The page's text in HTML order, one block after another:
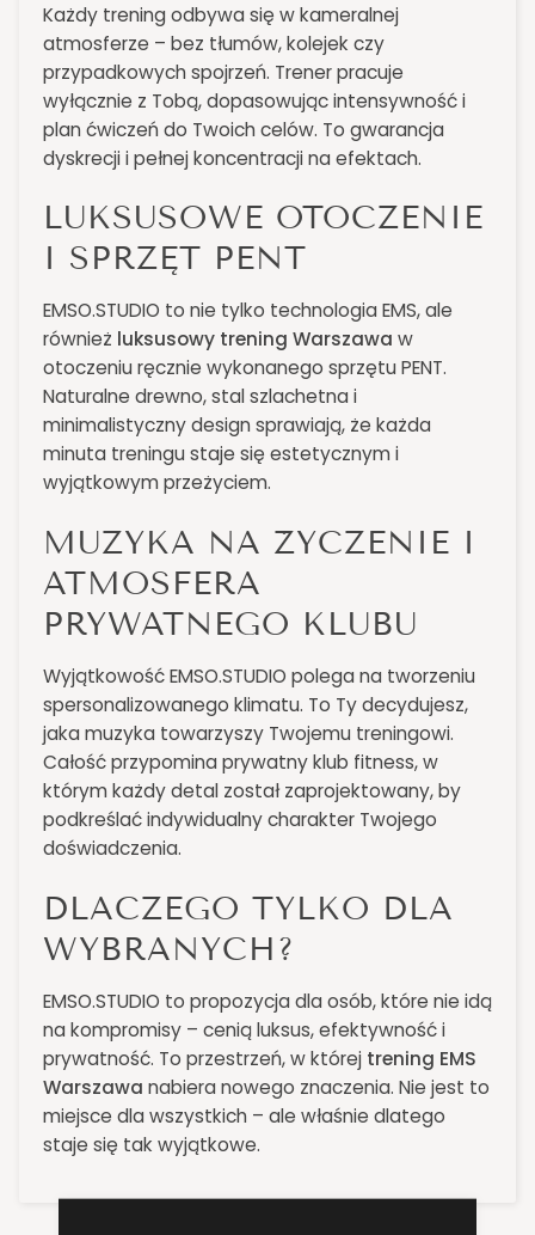
Każdy trening odbywa się w kameralnej
atmosferze – bez tłumów, kolejek czy
przypadkowych spojrzeń. Trener pracuje
wyłącznie z Tobą, dopasowując intensywność i
plan ćwiczeń do Twoich celów. To gwarancja
dyskrecji i pełnej koncentracji na efektach.
LUKSUSOWE OTOCZENIE
I SPRZĘT PENT
EMSO.STUDIO to nie tylko technologia EMS, ale
również luksusowy trening Warszawa w
otoczeniu ręcznie wykonanego sprzętu PENT.
Naturalne drewno, stal szlachetna i
minimalistyczny design sprawiają, że każda
minuta treningu staje się estetycznym i
wyjątkowym przeżyciem.
MUZYKA NA ŻYCZENIE I
ATMOSFERA
PRYWATNEGO KLUBU
Wyjątkowość EMSO.STUDIO polega na tworzeniu
spersonalizowanego klimatu. To Ty decydujesz,
jaka muzyka towarzyszy Twojemu treningowi.
Całość przypomina prywatny klub fitness, w
którym każdy detal został zaprojektowany, by
podkreślać indywidualny charakter Twojego
doświadczenia.
DLACZEGO TYLKO DLA
WYBRANYCH?
EMSO.STUDIO to propozycja dla osób, które nie idą
na kompromisy – cenią luksus, efektywność i
prywatność. To przestrzeń, w której trening EMS
Warszawa nabiera nowego znaczenia. Nie jest to
miejsce dla wszystkich – ale właśnie dlatego
staje się tak wyjątkowe.